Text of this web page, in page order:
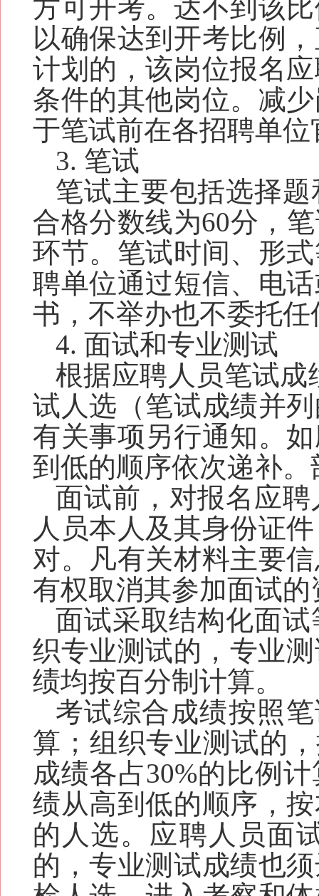
方可开考。达不到该
以确保达到开考比例
计划的，该岗位报名
条件的其他岗位。减
于笔试前在各招聘单位
3. 笔试
笔试主要包括选择题
合格分数线为60分，
环节。笔试时间、形
聘单位通过短信、电
书，不举办也不委托
4. 面试和专业测试
根据应聘人员笔试成
试人选（笔试成绩并
有关事项另行通知。如
到低的顺序依次递补。
面试前，对报名 应聘
人员本人及其身份证
对。凡有关材料主要
有权取消其参加面试的
面试采取结构化面
织专业测试的，专业
绩均按百分制计算。
考试综合成绩按照
算 ； 组织专业测试的
成绩各占30%的比例 计
绩从高到低的顺序，
的人选。 应聘人员面
的，专业测试成绩也